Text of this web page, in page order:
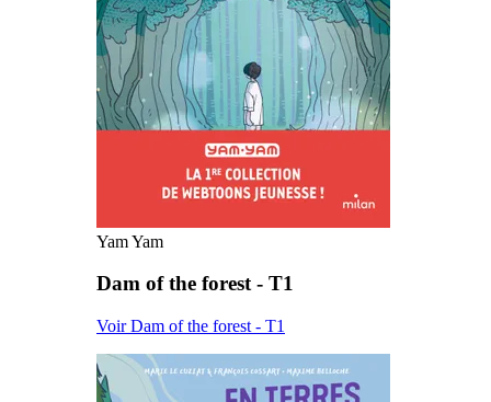
Yam Yam
Dam of the forest - T1
Voir Dam of the forest - T1